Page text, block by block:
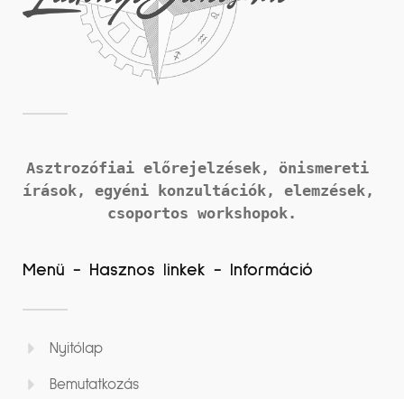
Asztrozófiai előrejelzések, önismereti
írások,
csoportos workshopok.
Menü - Hasznos linkek - Információ
Nyitólap
Bemutatkozás